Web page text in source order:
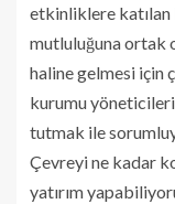
etkinliklere katılan
mutluluğuna ortak
haline gelmesi için
kurumu
tutmak ile
Çevreyi ne kadar
yatırım